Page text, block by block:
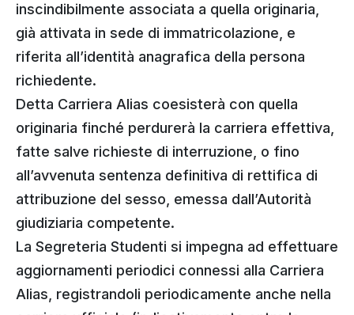
inscindibilmente associata a quella originaria,
già attivata in sede di immatricolazione, e
riferita all’identità anagrafica della persona
richiedente.
Detta Carriera Alias coesisterà con quella
originaria finché perdurerà la carriera effettiva,
fatte salve richieste di interruzione, o fino
all’avvenuta sentenza definitiva di rettifica di
attribuzione del sesso, emessa dall’Autorità
giudiziaria competente.
La Segreteria Studenti si impegna ad effettuare
aggiornamenti periodici connessi alla Carriera
Alias, registrandoli periodicamente anche nella